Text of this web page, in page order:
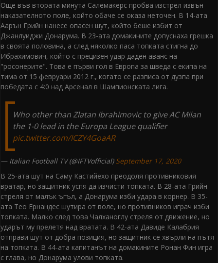
Още във втората минута Салемакерс пробва изстрел извън
наказателното поле, който обаче се оказа неточен. В 14-ата
Аарън Грийн нанесе опасен шут, който беше избит от
Джанлуиджи Донарума. В 23-ата домакините допуснаха грешка
в своята половина, а след няколко паса топката стигна до
Ибрахимович, който с прецизен удар даден аванс на
"росонерите". Това е първи гол в Европа за шведа с екипа на
тима от 15 февруари 2012 г., когато се разписа от дузпа при
победата с 4:0 над Арсенал в Шампионската лига.
Who other than Zlatan Ibrahimovic to give AC Milan
the 1-0 lead in the Europa League qualifier
pic.twitter.com/ICZY4GoaAR
— Italian Football TV (@IFTVofficial) September 17, 2020
В 25-ата шут на Саму Кастийехо преодоля противниковия
вратар, но защитник успя да изчисти топката. В 28-ата Грийн
стреля от малък ъгъл, а Донарума изби удара в корнер. В 35-
ата Тео Ернандес шутира от воле, но противников играч изби
топката. Малко след това Чалханоглу стреля от движение, но
ударът му прелетя над вратата. В 42-ата Давиде Калабрия
отправи шут от добра позиция, но защитник се хвърли на пътя
на топката. В 44-ата капитанът на домакините Ронан Фин игра
с глава, но Донарума улови топката.